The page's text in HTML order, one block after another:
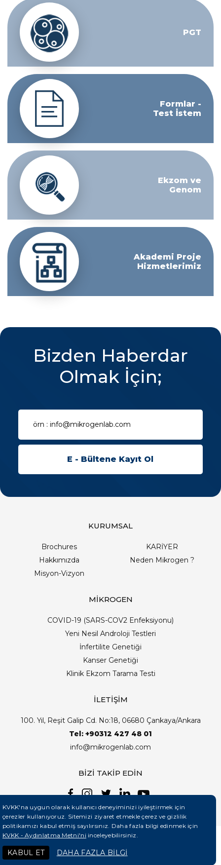
PGT
Formlar -
Test İstem
Ekzom ve
Genom
Akademi Proje
Hizmetlerimiz
Bizden Haberdar
Olmak İçin;
KURUMSAL
Brochures
KARİYER
Hakkımızda
Neden Mikrogen ?
Misyon-Vizyon
MİKROGEN
COVID-19 (SARS-COV2 Enfeksiyonu)
Yeni Nesil Androloji Testleri
İnfertilite Genetiği
Kanser Genetiği
Klinik Ekzom Tarama Testi
İLETİŞİM
100. Yıl, Reşit Galip Cd. No:18, 06680 Çankaya/Ankara
Tel: +90312 427 48 01
info@mikrogenlab.com
BİZİ TAKİP EDİN
Teknobay (+90 444 5 331)
KVKK'na uygun olarak kullanıcı deneyiminizi iyileştirmek için
çerezler kullanıyoruz. Sitemizi ziyaret etmekle çerez ve gizlilik
politikamızı kabul etmiş sayılırsınız. Daha fazla bilgi edinmek için
KVKK - Aydınlatma Metni'ni inceleyebilirsiniz.
KABUL ET DAHA FAZLA BİLGİ